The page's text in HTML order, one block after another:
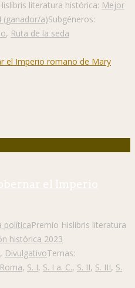
literatura histórica: Mejor
(ganador/a)Subgéneros:
, Ruta de la seda
el Imperio
políticaPremio Hislibris literatura
histórica 2023
, DivulgativoTemas:
Roma, S. I, S. I a. C., S. II, S. III, S.